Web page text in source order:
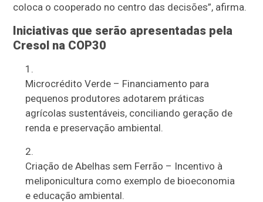
coloca o cooperado no centro das decisões”, afirma.
Iniciativas que serão apresentadas pela
Cresol na COP30
Microcrédito Verde – Financiamento para
pequenos produtores adotarem práticas
agrícolas sustentáveis, conciliando geração de
renda e preservação ambiental.
Criação de Abelhas sem Ferrão – Incentivo à
meliponicultura como exemplo de bioeconomia
e educação ambiental.